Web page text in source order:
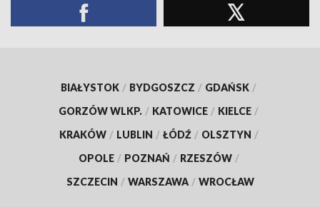
BIAŁYSTOK / BYDGOSZCZ / GDAŃSK /
GORZÓW WLKP. / KATOWICE / KIELCE /
KRAKÓW / LUBLIN / ŁÓDŹ / OLSZTYN /
OPOLE / POZNAŃ / RZESZÓW /
SZCZECIN / WARSZAWA / WROCŁAW